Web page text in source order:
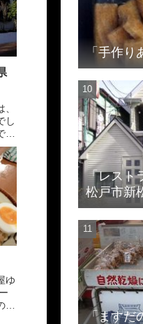
し
ぽ
カ
ゆ
お
「手作
「レス
松戸市新
「ます